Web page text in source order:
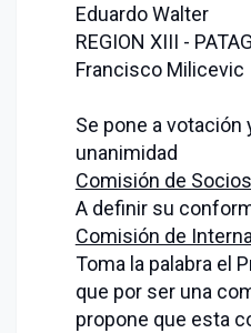
Eduardo Walter
REGION XIII -
Francisco Milicevic
Se pone a votación
unanimidad
Comisión de Socios
A definir su
Comisión de
Toma la palabra el
que por ser una
propone que esta